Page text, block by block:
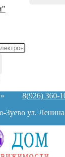
8(926) 360-
Зуево ул.